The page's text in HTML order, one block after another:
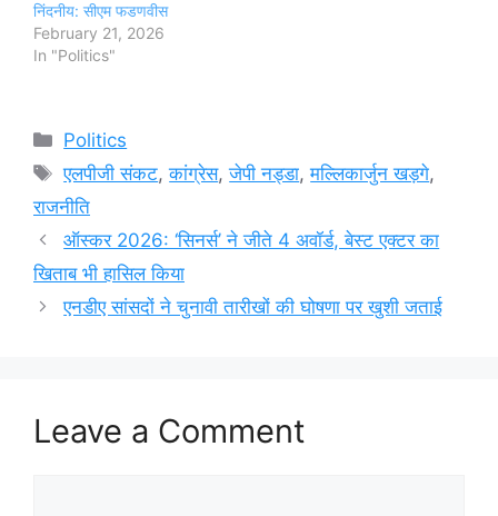
निंदनीय: सीएम फडणवीस
February 21, 2026
In "Politics"
Categories
Politics
Tags
एलपीजी संकट,कांग्रेस,जेपी नड्डा,मल्लिकार्जुन खड़गे,
राजनीति
ऑस्कर 2026: ‘सिनर्स’ ने जीते 4 अवॉर्ड, बेस्ट एक्टर का
खिताब भी हासिल किया
एनडीए सांसदों ने चुनावी तारीखों की घोषणा पर खुशी जताई
Leave a Comment